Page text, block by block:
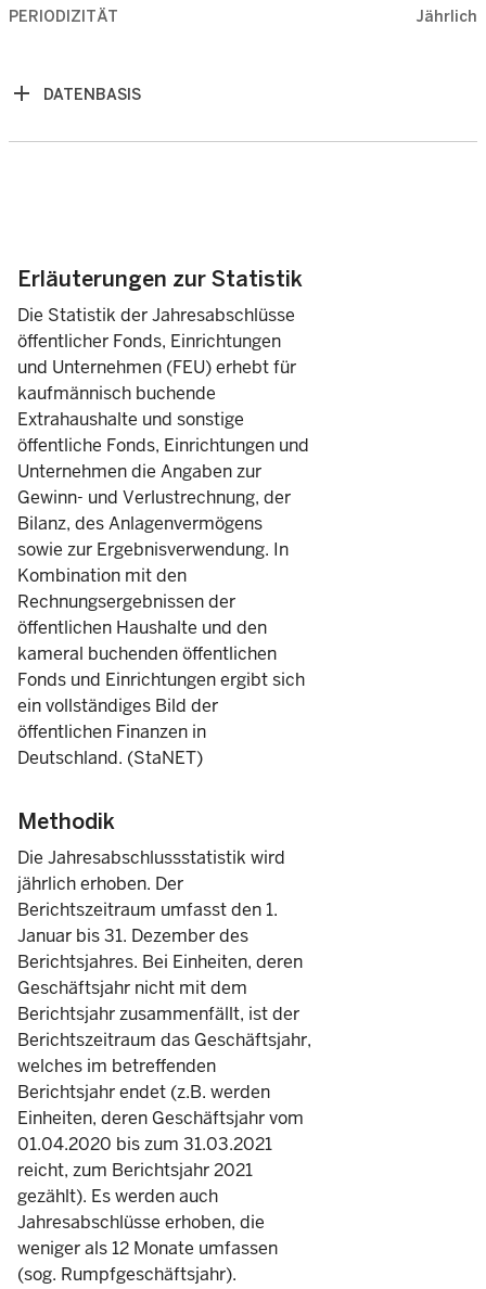
2023 55,8
2018
2017 1.959
2016 1.949
2015 1.707
2014
2023 640
2022 654
2021 670
2020
2019
2018 676
2017 681
2016
2015 663
2014 728
PERIODIZITÄT Jährlich
DATENBASIS
Erläuterungen zur Statistik
Die Statistik der Jahresabschlüsse
öffentlicher Fonds, Einrichtungen
und Unternehmen (FEU) erhebt für
kaufmännisch buchende
Extrahaushalte und sonstige
öffentliche Fonds, Einrichtungen und
Unternehmen die Angaben zur
Gewinn- und Verlustrechnung, der
Bilanz, des Anlagenvermögens
sowie zur Ergebnisverwendung. In
Kombination mit den
Rechnungsergebnissen der
öffentlichen Haushalte und den
kameral buchenden öffentlichen
Fonds und Einrichtungen ergibt sich
ein vollständiges Bild der
öffentlichen Finanzen in
Deutschland. (StaNET)
Methodik
Die Jahresabschlussstatistik wird
jährlich erhoben. Der
Berichtszeitraum umfasst den 1.
Januar bis 31. Dezember des
Berichtsjahres. Bei Einheiten, deren
Geschäftsjahr nicht mit dem
Berichtsjahr zusammenfällt, ist der
Berichtszeitraum das Geschäftsjahr,
welches im betreffenden
Berichtsjahr endet (z.B. werden
Einheiten, deren Geschäftsjahr vom
01.04.2020 bis zum 31.03.2021
reicht, zum Berichtsjahr 2021
gezählt). Es werden auch
Jahresabschlüsse erhoben, die
weniger als 12 Monate umfassen
(sog. Rumpfgeschäftsjahr).